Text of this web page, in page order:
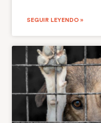
SEGUIR LEYENDO »